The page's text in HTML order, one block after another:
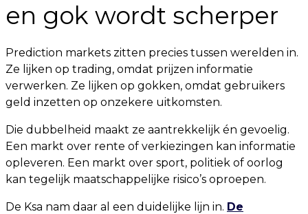
en gok wordt scherper
Prediction markets zitten precies tussen werelden in.
Ze lijken op trading, omdat prijzen informatie
verwerken. Ze lijken op gokken, omdat gebruikers
geld inzetten op onzekere uitkomsten.
Die dubbelheid maakt ze aantrekkelijk én gevoelig.
Een markt over rente of verkiezingen kan informatie
opleveren. Een markt over sport, politiek of oorlog
kan tegelijk maatschappelijke risico’s oproepen.
De Ksa nam daar al een duidelijke lijn in. De